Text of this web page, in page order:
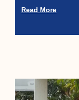
Read More